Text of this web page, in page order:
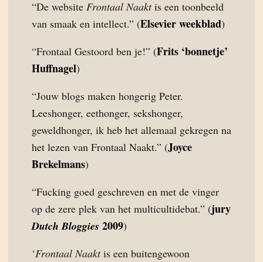
“De website Frontaal Naaktis een toonbeeld
van smaak en intellect.” (Elsevier weekblad)
“Frontaal Gestoord ben je!” (Frits ‘bonnetje’
Huffnagel)
“Jouw blogs maken hongerig Peter.
Leeshonger, eethonger, sekshonger,
geweldhonger, ik heb het allemaal gekregen na
het lezen van Frontaal Naakt.” (Joyce
Brekelmans)
“Fucking goed geschreven en met de vinger
op de zere plek van het multicultidebat.” (jury
Dutch Bloggies 2009)
‘Frontaal Naaktis een buitengewoon